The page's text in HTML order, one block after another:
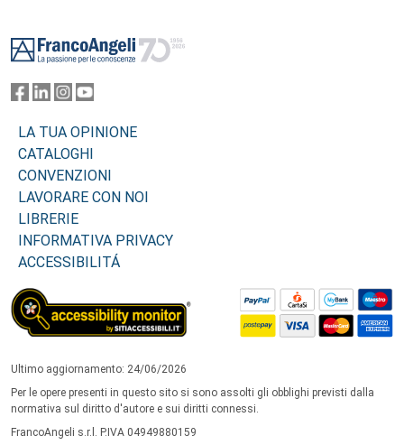
LA TUA OPINIONE
CATALOGHI
CONVENZIONI
LAVORARE CON NOI
LIBRERIE
INFORMATIVA PRIVACY
ACCESSIBILITÁ
Ultimo aggiornamento: 24/06/2026
Per le opere presenti in questo sito si sono assolti gli obblighi previsti dalla
normativa sul diritto d'autore e sui diritti connessi.
FrancoAngeli s.r.l. P.IVA 04949880159